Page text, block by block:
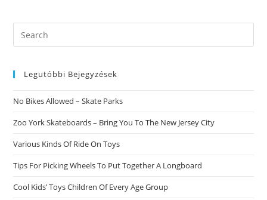
Search
this
Legutóbbi Bejegyzések
No Bikes Allowed – Skate Parks
Zoo York Skateboards – Bring You To The New Jersey City
Various Kinds Of Ride On Toys
Tips For Picking Wheels To Put Together A Longboard
Cool Kids’ Toys Children Of Every Age Group